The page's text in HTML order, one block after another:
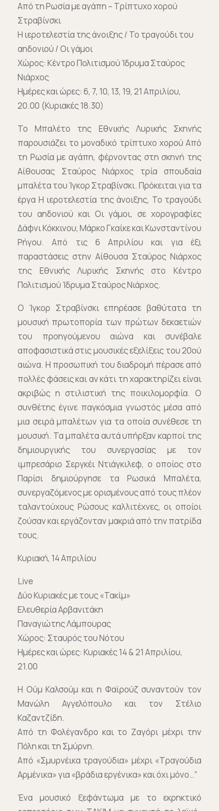
Από τη Ρωσία με αγάπη – Τρίπτυχο χορού
Στραβίνσκι
Η ιεροτελεστία της άνοιξης / Το τραγούδι του
αηδονιού / Οι γάμοι
Χώρος: Κέντρο Πολιτισμού Ίδρυμα Σταύρος
Νιάρχος
Ημέρες και ώρες: 6, 7, 10, 13, 19, 21 Απριλίου,
20.00 (Κυριακές 18.30)
Το Μπαλέτο της Εθνικής Λυρικής Σκηνής
παρουσιάζει το μοναδικό τρίπτυχο χορού Από
τη Ρωσία με αγάπη, φέρνοντας στη σκηνή της
Αίθουσας Σταύρος Νιάρχος τρία σπουδαία
μπαλέτα του Ίγκορ Στραβίνσκι. Πρόκειται για τα
έργα Η ιεροτελεστία της άνοιξης, Το τραγούδι
του αηδονιού και Οι γάμοι, σε χορογραφίες
Δάφνι Κόκκινου, Μάρκο Γκαίκε και Κωνσταντίνου
Ρήγου. Από τις 6 Απριλίου και για έξι
παραστάσεις στην Αίθουσα Σταύρος Νιάρχος
της Εθνικής Λυρικής Σκηνής στο Κέντρο
Πολιτισμού Ίδρυμα Σταύρος Νιάρχος.
Ο Ίγκορ Στραβίνσκι επηρέασε βαθύτατα τη
μουσική πρωτοπορία των πρώτων δεκαετιών
του προηγούμενου αιώνα και συνέβαλε
αποφασιστικά στις μουσικές εξελίξεις του 20ού
αιώνα. Η προσωπική του διαδρομή πέρασε από
πολλές φάσεις και αν κάτι τη χαρακτηρίζει είναι
ακριβώς η στιλιστική της ποικιλομορφία. Ο
συνθέτης έγινε παγκόσμια γνωστός μέσα από
μια σειρά μπαλέτων για τα οποία συνέθεσε τη
μουσική. Τα μπαλέτα αυτά υπήρξαν καρποί της
δημιουργικής του συνεργασίας με τον
ιμπρεσάριο Σεργκέι Ντιάγκιλεφ, ο οποίος στο
Παρίσι δημιούργησε τα Ρωσικά Μπαλέτα,
συνεργαζόμενος με ορισμένους από τους πλέον
ταλαντούχους Ρώσους καλλιτέχνες, οι οποίοι
ζούσαν και εργάζονταν μακριά από την πατρίδα
τους.
Κυριακή, 14 Απριλίου
Live
Δύο Κυριακές με τους «Τακίμ»
Ελευθερία Αρβανιτάκη
Παναγιώτης Λάμπουρας
Χώρος: Σταυρός του Νότου
Ημέρες και ώρες: Κυριακές 14 & 21 Απριλίου,
21.00
Η Ούμ Καλσούμ και η Φαϊρούζ συναντούν τον
Μανώλη Αγγελόπουλο και τον Στέλιο
Καζαντζίδη.
Από τη Φολέγανδρο και το Ζαγόρι μέχρι την
Πόλη και τη Σμύρνη.
Από «Σμυρνέικα τραγούδια» μέχρι «Τραγούδια
Αρμένικα» για «βράδια εργένικα» και όχι μόνο…”
Ένα μουσικό ξεφάντωμα με το εκρηκτικό